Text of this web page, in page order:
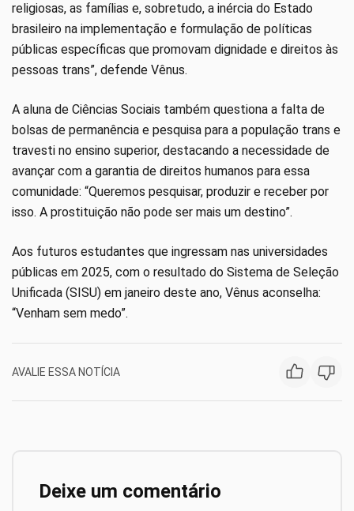
religiosas, as famílias e, sobretudo, a inércia do Estado
brasileiro na implementação e formulação de políticas
públicas específicas que promovam dignidade e direitos às
pessoas trans”, defende Vênus.
A aluna de Ciências Sociais também questiona a falta de
bolsas de permanência e pesquisa para a população trans e
travesti no ensino superior, destacando a necessidade de
avançar com a garantia de direitos humanos para essa
comunidade: “Queremos pesquisar, produzir e receber por
isso. A prostituição não pode ser mais um destino”.
Aos futuros estudantes que ingressam nas universidades
públicas em 2025, com o resultado do Sistema de Seleção
Unificada (SISU) em janeiro deste ano, Vênus aconselha:
“Venham sem medo”.
AVALIE ESSA NOTÍCIA
Deixe um comentário